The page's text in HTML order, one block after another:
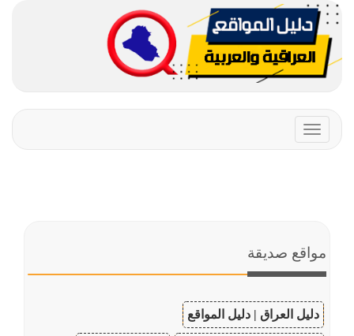
Toggle
navigation
مواقع صديقة
دليل العراق | دليل المواقع